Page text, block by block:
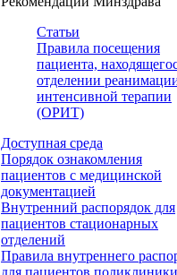
Статьи
Правила посещения
пациента,
отделении
интенсивной терапии
(ОРИТ)
Доступная среда
Порядок ознакомления
пациентов с медицинской
документацией
Внутренний распорядок для
пациентов стационарных
отделений
Правила внутреннего
для пациентов поликлиники